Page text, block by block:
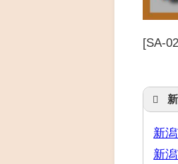
[SA-
新
新